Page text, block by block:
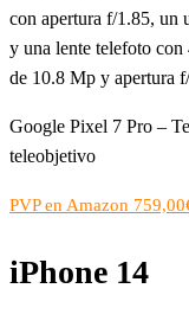
con apertura f/1.85, un
y una lente telefoto
de 10.8 Mp y apertura
Google Pixel 7 Pro –
teleobjetivo
PVP en Amazon
iPhone 14